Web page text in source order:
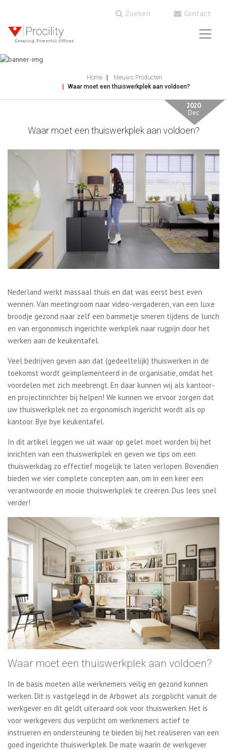
Zoeken Contact
Home Nieuws Producten
Waar moet een thuiswerkplek aan voldoen?
2020
Dec
Waar moet een thuiswerkplek aan voldoen?
Nederland werkt massaal thuis en dat was eerst best even
wennen. Van meetingroom naar video-vergaderen, van een luxe
broodje gezond naar zelf een bammetje smeren tijdens de lunch
en van ergonomisch ingerichte werkplek naar rugpijn door het
werken aan de keukentafel.
Veel bedrijven geven aan dat (gedeeltelijk) thuiswerken in de
toekomst wordt geïmplementeerd in de organisatie, omdat het
voordelen met zich meebrengt. En daar kunnen wij als kantoor-
en projectinrichter bij helpen! We kunnen we ervoor zorgen dat
uw thuiswerkplek net zo ergonomisch ingericht wordt als op
kantoor. Bye bye keukentafel.
In dit artikel leggen we uit waar op gelet moet worden bij het
inrichten van een thuiswerkplek en geven we tips om een
thuiswerkdag zo effectief mogelijk te laten verlopen. Bovendien
bieden we vier complete concepten aan, om in een keer een
verantwoorde en mooie thuiswerkplek te creëren. Dus lees snel
verder!
Waar moet een thuiswerkplek aan voldoen?
In de basis moeten alle werknemers veilig en gezond kunnen
werken. Dit is vastgelegd in de Arbowet als zorgplicht vanuit de
werkgever en dit geldt uiteraard ook voor thuiswerken. Het is
voor werkgevers dus verplicht om werknemers actief te
instrueren en ondersteuning te bieden bij het realiseren van een
goed ingerichte thuiswerkplek. De mate waarin de werkgever